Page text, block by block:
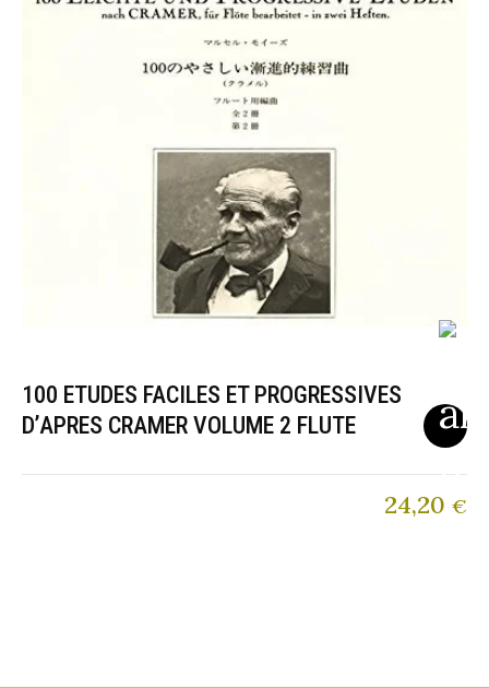
100 ETUDES FACILES ET PROGRESSIVES
D’APRES CRAMER VOLUME 2 FLUTE
24,20 €